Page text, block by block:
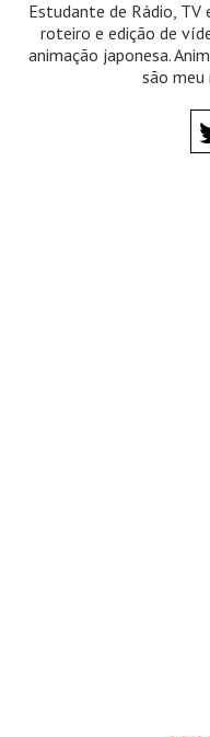
Estudante de Rádio,
roteiro e edição de
animação japonesa.
são meu